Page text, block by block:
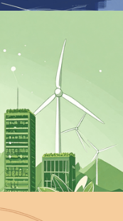
die eine
unterstützen,
die natürliche
und eine
Nachhaltiges
das grünes
mit ökologischen,
(ESG) befasst.